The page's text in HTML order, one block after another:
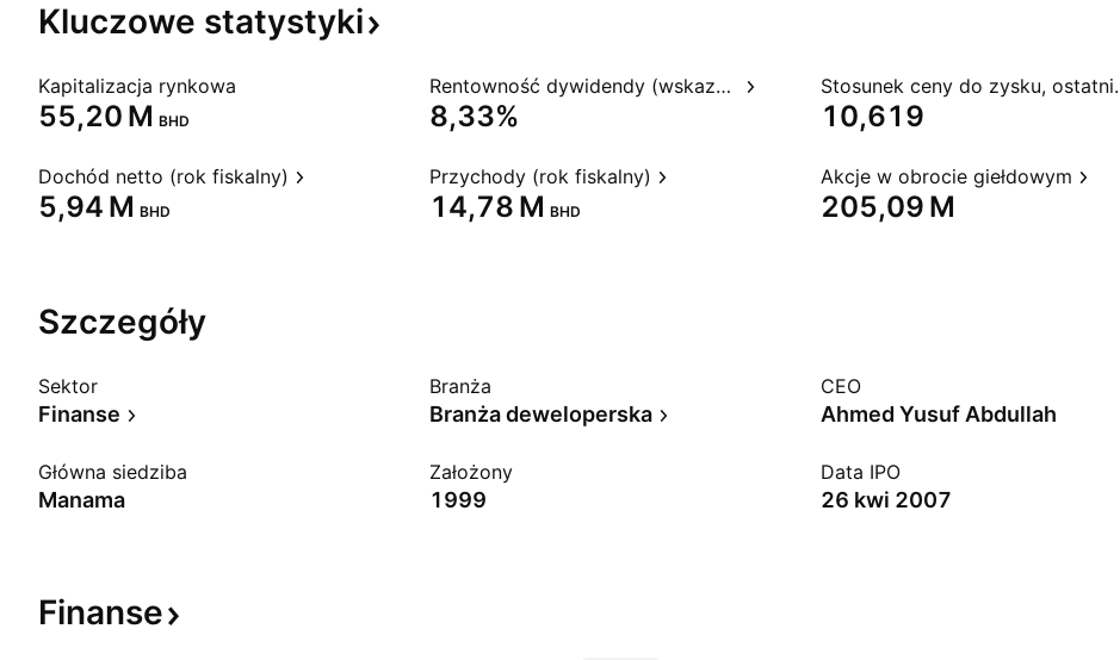
Kluczowe statystyki
Kapitalizacja rynkowa
‪55,20 M‬ BHD
Rentowność dywidendy (wskazywana)
8,33%
Stosunek
10,619
Dochód netto (rok fiskalny)
‪5,94 M‬ BHD
Przychody (rok fiskalny)
‪14,78 M‬ BHD
Akcje w obrocie giełdowym
‪205,09 M‬
Szczegóły
Sektor
Finanse
Branża
Branża deweloperska
CEO
Ahmed Yusuf Abdullah
Główna siedziba
Manama
Założony
1999
Data IPO
26 kwi 2007
Finanse